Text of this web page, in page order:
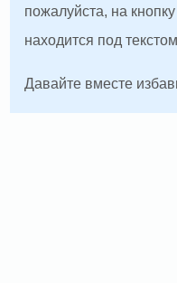
пожалуйста, на
находится под
Давайте вместе